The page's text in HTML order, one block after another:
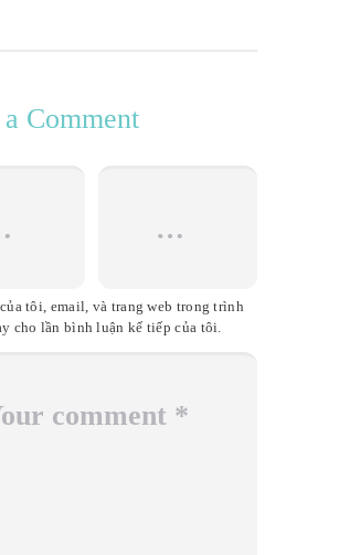
Comment
tôi, email, và trang web trong trình
cho lần bình luận kế tiếp của tôi.